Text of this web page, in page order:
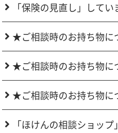
「保険の見直し」してい
★ご相談時のお持ち物
★ご相談時のお持ち物
★ご相談時のお持ち物
「ほけんの相談ショッ